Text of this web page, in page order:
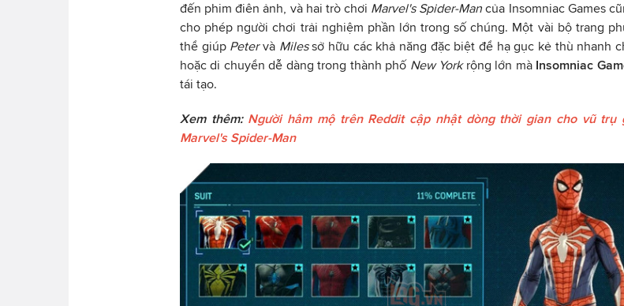
đến phim điên ảnh, và hai trò chơi Marvel's Spider-Mancủa Insomniac Games
cho phép người chơi trải nghiệm phần lớn trong số chúng. Một vài bộ trang
thể giúp Petervà Milessở hữu các khả năng đặc biệt để hạ gục kẻ thù nhanh
hoặc di chuyển dễ dàng trong thành phố New York rộng lớn mà Insomniac
tái tạo.
Xem thêm: Người hâm mộ trên Reddit cập nhật dòng thời gian cho vũ trụ
Marvel's Spider-Man